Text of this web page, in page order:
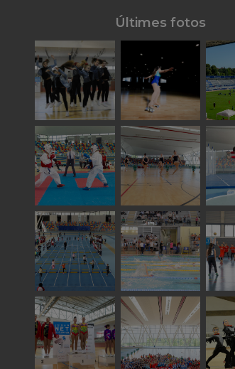
Últimes fotos